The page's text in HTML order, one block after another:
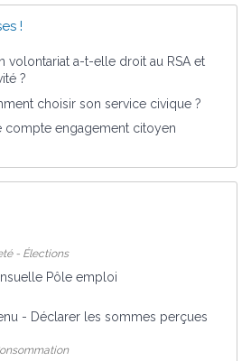
!
volontariat a-t-elle droit au RSA et
?
choisir son service civique ?
compte engagement citoyen
- Élections
Pôle emploi
- Déclarer les sommes perçues